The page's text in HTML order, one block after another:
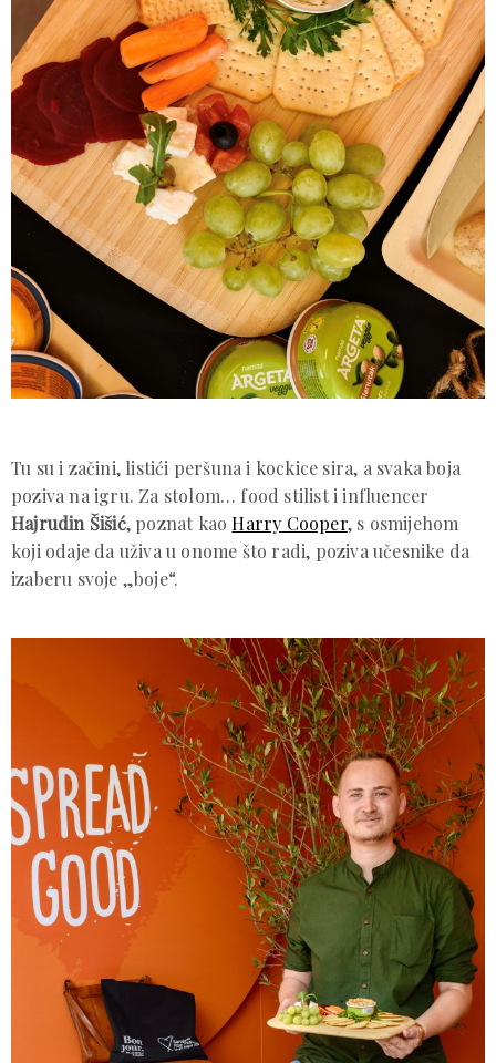
Tu su i začini, listići peršuna i kockice sira, a svaka boja
poziva na igru. Za stolom… food stilist i influencer
Hajrudin Šišić, poznat kaoHarry Cooper, s osmijehom
koji odaje da uživa u onome što radi, poziva učesnike da
izaberu svoje „boje“.